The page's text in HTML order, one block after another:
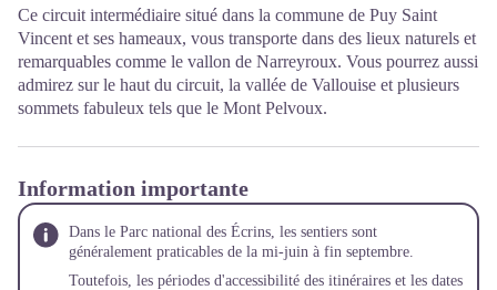
Ce circuit intermédiaire situé dans la commune de Puy Saint
Vincent et ses hameaux, vous transporte dans des lieux naturels et
remarquables comme le vallon de Narreyroux. Vous pourrez aussi
admirez sur le haut du circuit, la vallée de Vallouise et plusieurs
sommets fabuleux tels que le Mont Pelvoux.
Information importante
Dans le Parc national des Écrins, les sentiers sont
généralement praticables de la mi-juin à fin septembre.
Toutefois, les périodes d'accessibilité des itinéraires et les dates